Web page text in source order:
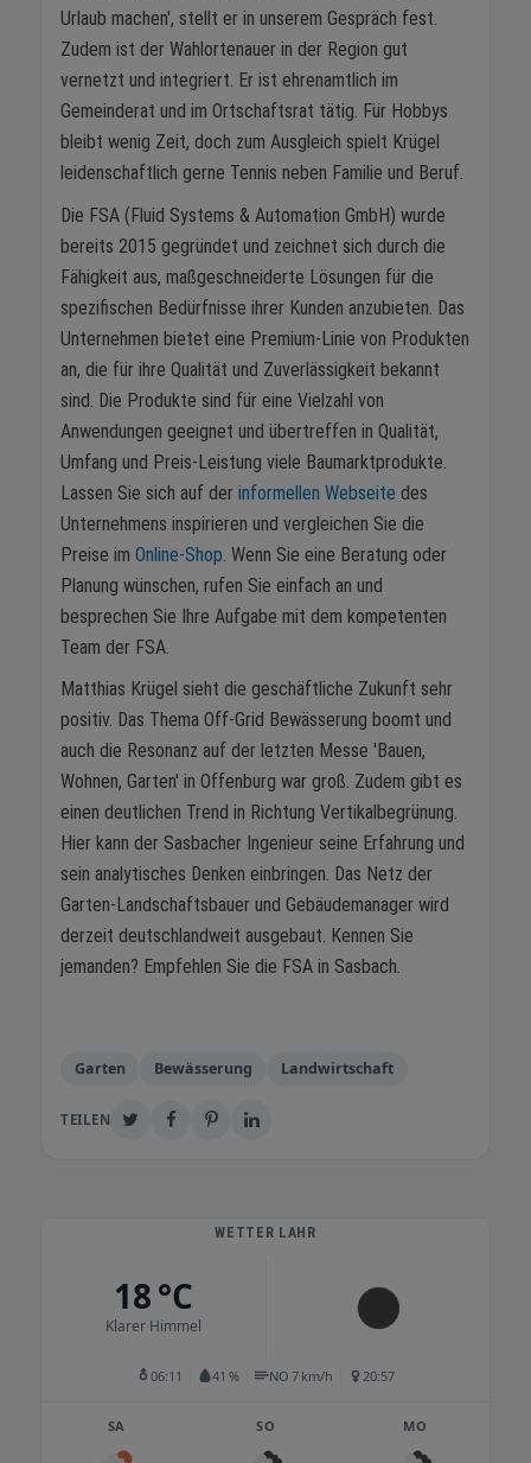
Urlaub machen', stellt er in unserem Gespräch fest.
Zudem ist der Wahlortenauer in der Region gut
vernetzt und integriert. Er ist ehrenamtlich im
Gemeinderat und im Ortschaftsrat tätig. Für Hobbys
bleibt wenig Zeit, doch zum Ausgleich spielt Krügel
leidenschaftlich gerne Tennis neben Familie und Beruf.
Die FSA (Fluid Systems & Automation GmbH) wurde
bereits 2015 gegründet und zeichnet sich durch die
Fähigkeit aus, maßgeschneiderte Lösungen für die
spezifischen Bedürfnisse ihrer Kunden anzubieten. Das
Unternehmen bietet eine Premium-Linie von Produkten
an, die für ihre Qualität und Zuverlässigkeit bekannt
sind. Die Produkte sind für eine Vielzahl von
Anwendungen geeignet und übertreffen in Qualität,
Umfang und Preis-Leistung viele Baumarktprodukte.
Lassen Sie sich auf der informellen Webseite des
Unternehmens inspirieren und vergleichen Sie die
Preise im Online-Shop . Wenn Sie eine Beratung oder
Planung wünschen, rufen Sie einfach an und
besprechen Sie Ihre Aufgabe mit dem kompetenten
Team der FSA.
Matthias Krügel sieht die geschäftliche Zukunft sehr
positiv. Das Thema Off-Grid Bewässerung boomt und
auch die Resonanz auf der letzten Messe 'Bauen,
Wohnen, Garten' in Offenburg war groß. Zudem gibt es
einen deutlichen Trend in Richtung Vertikalbegrünung.
Hier kann der Sasbacher Ingenieur seine Erfahrung und
sein analytisches Denken einbringen. Das Netz der
Garten-Landschaftsbauer und Gebäudemanager wird
derzeit deutschlandweit ausgebaut. Kennen Sie
jemanden? Empfehlen Sie die FSA in Sasbach.
Garten Bewässerung Landwirtschaft
TEILEN
WETTER LAHR
18 °C
Klarer Himmel
06:11 41 % NO 7 km/h 20:57
SA SO MO